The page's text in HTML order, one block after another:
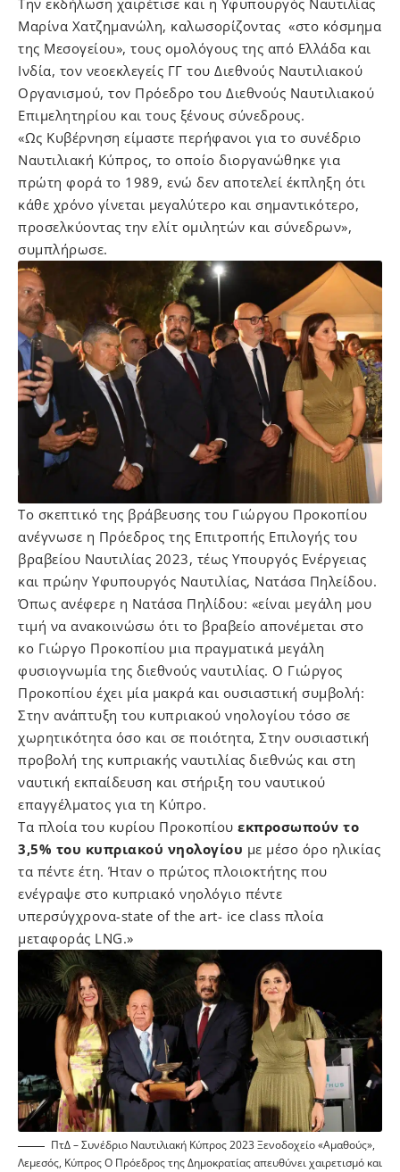
Την εκδήλωση χαιρέτισε και η Υφυπουργός Ναυτιλίας
Μαρίνα Χατζημανώλη, καλωσορίζοντας «στο κόσμημα
της Μεσογείου», τους ομολόγους της από Ελλάδα και
Ινδία, τον νεοεκλεγείς ΓΓ του Διεθνούς Ναυτιλιακού
Οργανισμού, τον Πρόεδρο του Διεθνούς Ναυτιλιακού
Επιμελητηρίου και τους ξένους σύνεδρους.
«Ως Κυβέρνηση είμαστε περήφανοι για το συνέδριο
Ναυτιλιακή Κύπρος, το οποίο διοργανώθηκε για
πρώτη φορά το 1989, ενώ δεν αποτελεί έκπληξη ότι
κάθε χρόνο γίνεται μεγαλύτερο και σημαντικότερο,
προσελκύοντας την ελίτ ομιλητών και σύνεδρων»,
συμπλήρωσε.
Το σκεπτικό της βράβευσης του Γιώργου Προκοπίου
ανέγνωσε η Πρόεδρος της Επιτροπής Επιλογής του
βραβείου Ναυτιλίας 2023, τέως Υπουργός Ενέργειας
και πρώην Υφυπουργός Ναυτιλίας, Νατάσα Πηλείδου.
Όπως ανέφερε η Νατάσα Πηλίδου: «είναι μεγάλη μου
τιμή να ανακοινώσω ότι το βραβείο απονέμεται στο
κο Γιώργο Προκοπίου μια πραγματικά μεγάλη
φυσιογνωμία της διεθνούς ναυτιλίας. Ο Γιώργος
Προκοπίου έχει μία μακρά και ουσιαστική συμβολή:
Στην ανάπτυξη του κυπριακού νηολογίου τόσο σε
χωρητικότητα όσο και σε ποιότητα, Στην ουσιαστική
προβολή της κυπριακής ναυτιλίας διεθνώς και στη
ναυτική εκπαίδευση και στήριξη του ναυτικού
επαγγέλματος για τη Κύπρο.
Τα πλοία του κυρίου Προκοπίου εκπροσωπούν το
3,5% του κυπριακού νηολογίου με μέσο όρο ηλικίας
τα πέντε έτη. Ήταν ο πρώτος πλοιοκτήτης που
ενέγραψε στο κυπριακό νηολόγιο πέντε
υπερσύγχρονα-state of the art- ice class πλοία
μεταφοράς LNG.»
ΠτΔ – Συνέδριο Ναυτιλιακή Κύπρος 2023 Ξενοδοχείο «Αμαθούς»,
Λεμεσός, Κύπρος Ο Πρόεδρος της Δημοκρατίας απευθύνει χαιρετισμό και